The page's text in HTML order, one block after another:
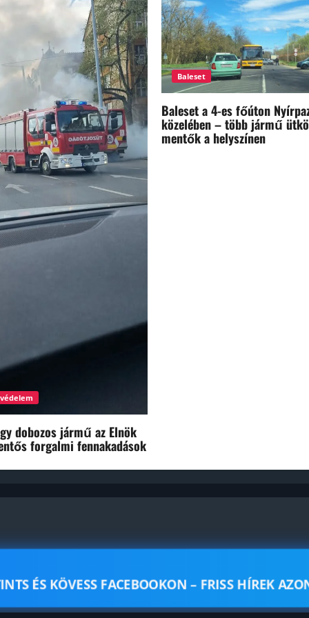
dobozos jármű az Elnök
forgalmi fennakadások
Baleset
Baleset a 4-es főúton
közelében – több jármű
mentők a helyszínen
ÉS KÖVESS FACEBOOKON – FRISS HÍREK